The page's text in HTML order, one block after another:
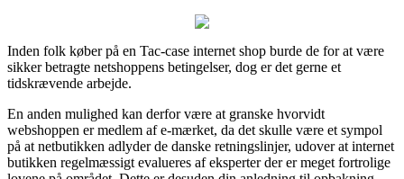
Inden folk køber på en Tac-case internet shop burde de for at være
sikker betragte netshoppens betingelser, dog er det gerne et
tidskrævende arbejde.
En anden mulighed kan derfor være at granske hvorvidt
webshoppen er medlem af e-mærket, da det skulle være et sympol
på at netbutikken adlyder de danske retningslinjer, udover at internet
butikken regelmæssigt evalueres af eksperter der er meget fortrolige